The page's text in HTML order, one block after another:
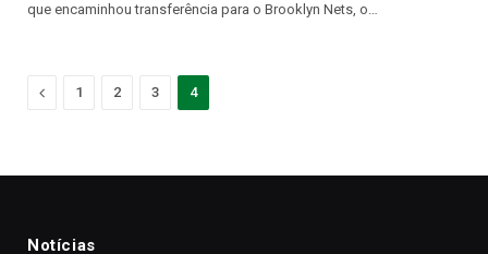
que encaminhou transferência para o Brooklyn Nets, o…
Anterior
1 2 3 4
Notícias